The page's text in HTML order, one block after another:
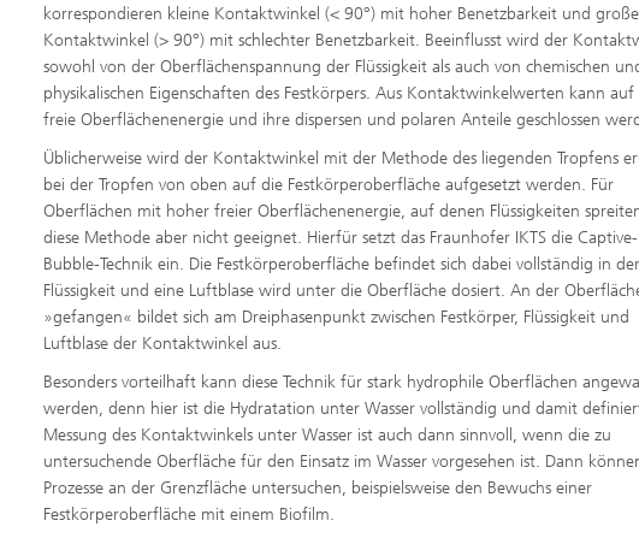
korrespondieren kleine Kontaktwinkel (< 90°) mit hoher Benetzbarkeit und große
Kontaktwinkel (> 90°) mit schlechter Benetzbarkeit. Beeinflusst wird der
sowohl von der Oberflächenspannung der Flüssigkeit als auch von chemischen
physikalischen Eigenschaften des Festkörpers. Aus Kontaktwinkelwerten kann auf
freie Oberflächenenergie und ihre dispersen und polaren Anteile geschlossen
Üblicherweise wird der Kontaktwinkel mit der Methode des liegenden Tropfens
bei der Tropfen von oben auf die Festkörperoberfläche aufgesetzt werden. Für
Oberflächen mit hoher freier Oberflächenenergie, auf denen Flüssigkeiten
diese Methode aber nicht geeignet. Hierfür setzt das Fraunhofer IKTS die Captive-
Bubble-Technik ein. Die Festkörperoberfläche befindet sich dabei vollständig in der
Flüssigkeit und eine Luftblase wird unter die Oberfläche dosiert. An der
»gefangen« bildet sich am Dreiphasenpunkt zwischen Festkörper, Flüssigkeit und
Luftblase der Kontaktwinkel aus.
Besonders vorteilhaft kann diese Technik für stark hydrophile Oberflächen
werden, denn hier ist die Hydratation unter Wasser vollständig und damit
Messung des Kontaktwinkels unter Wasser ist auch dann sinnvoll, wenn die zu
untersuchende Oberfläche für den Einsatz im Wasser vorgesehen ist. Dann
Prozesse an der Grenzfläche untersuchen, beispielsweise den Bewuchs einer
Festkörperoberfläche mit einem Biofilm.